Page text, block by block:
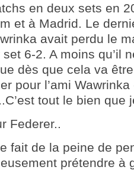
en deux sets en
et à Madrid. Le
avait perdu le
6-2. A moins qu’il
dès que cela va
pour l’ami Wawrinka
tout le bien que
Federer..
fait de la peine de
prétendre à